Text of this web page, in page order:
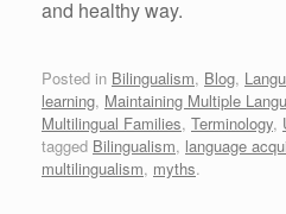
and healthy way.
Posted in Bilingualism, Blog,
learning, Maintaining Multiple
Multilingual Families, Terminology,
tagged Bilingualism, language
multilingualism, myths.